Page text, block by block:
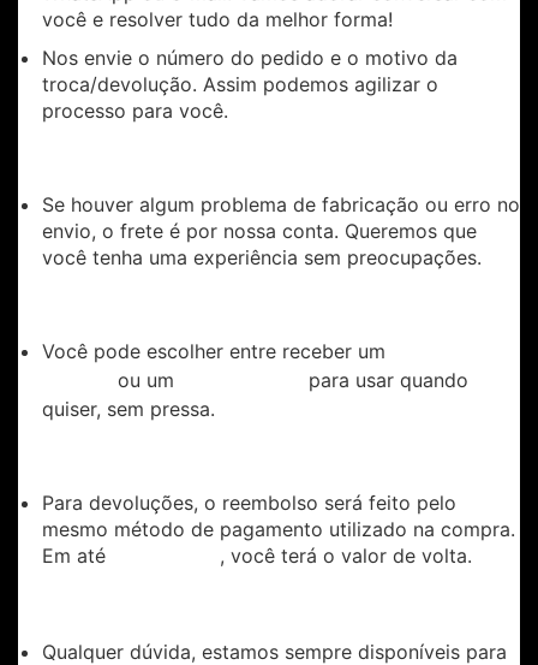
você e resolver tudo da melhor forma!
Nos envie o número do pedido e o motivo da
troca/devolução. Assim podemos agilizar o
processo para você.
Se houver algum problema de fabricação ou erro no
envio, o frete é por nossa conta. Queremos que
você tenha uma experiência sem preocupações.
Você pode escolher entre receber um
ou um
para usar quando
quiser, sem pressa.
Para devoluções, o reembolso será feito pelo
mesmo método de pagamento utilizado na compra.
Em até
, você terá o valor de volta.
Qualquer dúvida, estamos sempre disponíveis para